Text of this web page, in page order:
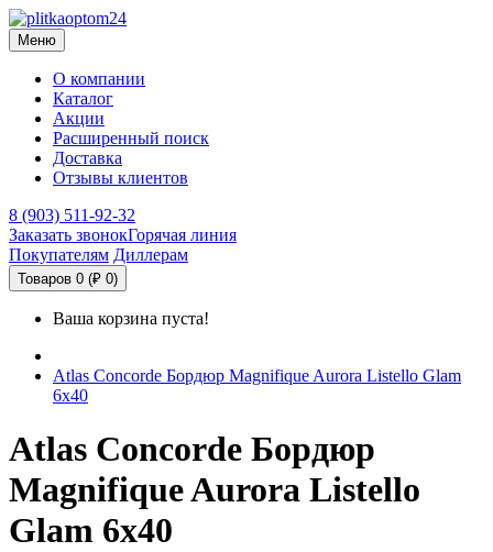
Меню
О компании
Каталог
Акции
Расширенный поиск
Доставка
Отзывы клиентов
8 (903) 511-92-32
Заказать звонокГорячая линия
Покупателям Диллерам
Товаров 0 (₽ 0)
Ваша корзина пуста!
Atlas Concorde Бордюр Magnifique Aurora Listello Glam
6х40
Atlas Concorde Бордюр
Magnifique Aurora Listello
Glam 6х40